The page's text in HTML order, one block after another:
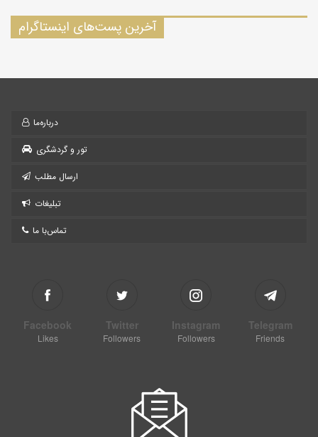
آخرین پست‌های اینستاگرام
درباره‌ما
تور و گردشگری
ارسال مطلب
تبلیغات
تماس‌با ما
Facebook
Likes
Twitter
Followers
Instagram
Followers
Telegram
Friends